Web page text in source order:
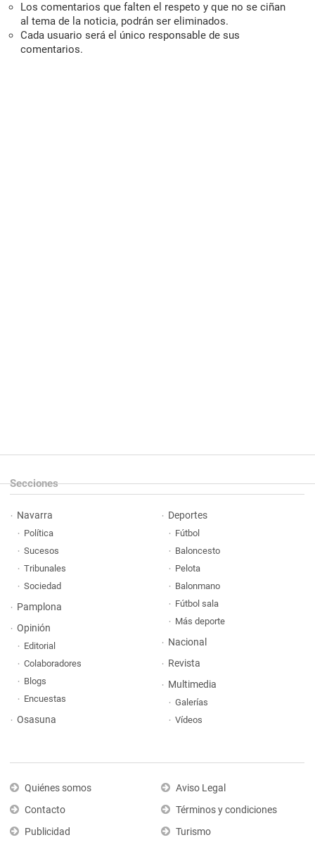
Los comentarios que falten el respeto y que no se ciñan
al tema de la noticia, podrán ser eliminados.
Cada usuario será el único responsable de sus
comentarios.
Secciones
Navarra
Política
Sucesos
Tribunales
Sociedad
Pamplona
Opinión
Editorial
Colaboradores
Blogs
Encuestas
Osasuna
Deportes
Fútbol
Baloncesto
Pelota
Balonmano
Fútbol sala
Más deporte
Nacional
Revista
Multimedia
Galerías
Vídeos
Quiénes somos
Contacto
Publicidad
Aviso Legal
Términos y condiciones
Turismo